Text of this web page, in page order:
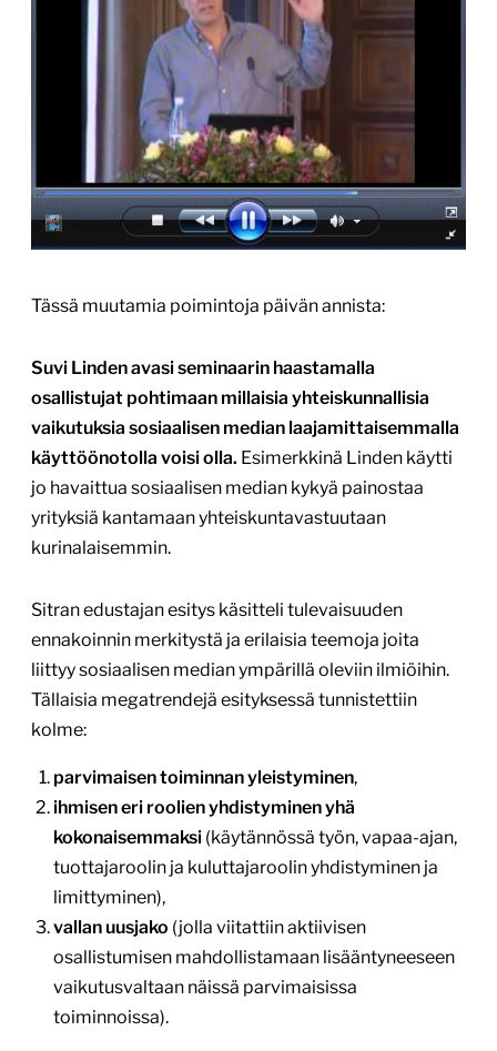
Tässä muutamia poimintoja päivän annista:
Suvi Linden avasi seminaarin haastamalla
osallistujat pohtimaan millaisia yhteiskunnallisia
vaikutuksia sosiaalisen median laajamittaisemmalla
käyttöönotolla voisi olla. Esimerkkinä Linden käytti
jo havaittua sosiaalisen median kykyä painostaa
yrityksiä kantamaan yhteiskuntavastuutaan
kurinalaisemmin.
Sitran edustajan esitys käsitteli tulevaisuuden
ennakoinnin merkitystä ja erilaisia teemoja joita
liittyy sosiaalisen median ympärillä oleviin ilmiöihin.
Tällaisia megatrendejä esityksessä tunnistettiin
kolme:
parvimaisen toiminnan yleistyminen,
ihmisen eri roolien yhdistyminen yhä
kokonaisemmaksi (käytännössä työn, vapaa-ajan,
tuottajaroolin ja kuluttajaroolin yhdistyminen ja
limittyminen),
vallan uusjako (jolla viitattiin aktiivisen
osallistumisen mahdollistamaan lisääntyneeseen
vaikutusvaltaan näissä parvimaisissa
toiminnoissa).